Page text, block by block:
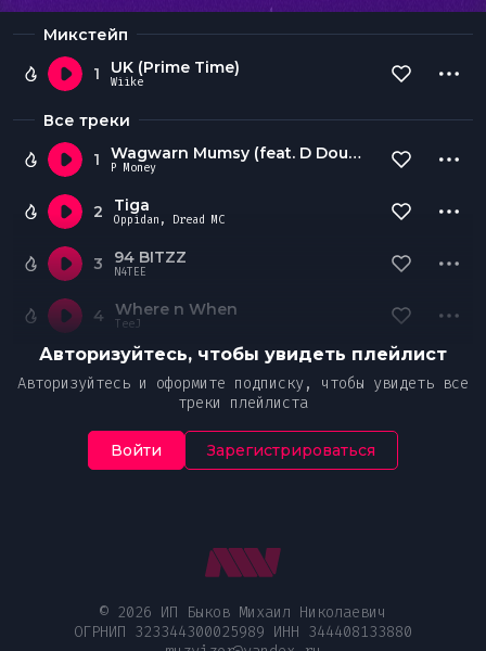
Микстейп
1
UK (Prime Time)
Wiike
Все треки
1
Wagwarn Mumsy (feat. D Double E, Jme, Frisco) (cloubee Edit)
P Money
2 Tiga
Oppidan, Dread MC
3 94 BITZZ
N4TEE
4 Where n When
TeeJ
Авторизуйтесь, чтобы увидеть плейлист
Авторизуйтесь и оформите подписку, чтобы увидеть все
треки плейлиста
Войти Зарегистрироваться
© 2026 ИП Быков Михаил Николаевич
ОГРНИП 323344300025989 ИНН 344408133880